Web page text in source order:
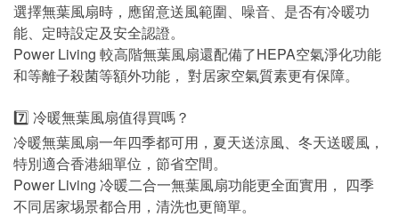
選擇無葉風扇時，應留意送風範圍、噪音、是否有冷暖功
能、定時設定及安全認證。
Power Living 較高階無葉風扇還配備了HEPA空氣淨化功能
和等離子殺菌等額外功能， 對居家空氣質素更有保障。
7️⃣ 冷暖無葉風扇值得買嗎？
冷暖無葉風扇一年四季都可用，夏天送涼風、冬天送暖風，
特別適合香港細單位，節省空間。
Power Living 冷暖二合一無葉風扇功能更全面實用， 四季
不同居家埸景都合用，清洗也更簡單。